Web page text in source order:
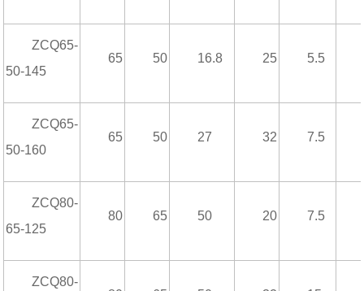
ZCQ65-
50-145
65 50 16.8 25 5.5
ZCQ65-
50-160
65 50 27 32 7.5
ZCQ80-
65-125
80 65 50 20 7.5
ZCQ80-